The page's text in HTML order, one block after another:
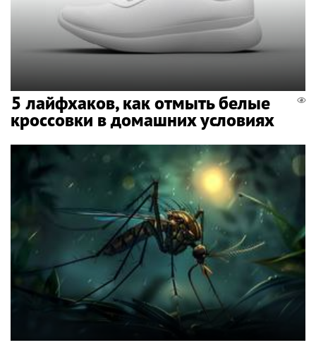
5 лайфхаков, как отмыть белые
кроссовки в домашних условиях